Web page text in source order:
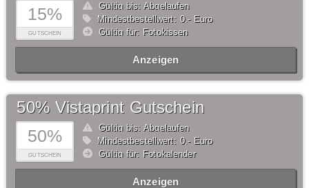
15%
GUTSCHEIN
Gültig bis: Abgelaufen
Mindestbestellwert: 0,- Euro
Gültig für: Fotokissen
Anzeigen
50%
GUTSCHEIN
50% Vistaprint Gutschein
Gültig bis: Abgelaufen
Mindestbestellwert: 0,- Euro
Gültig für: Fotokalender
Anzeigen